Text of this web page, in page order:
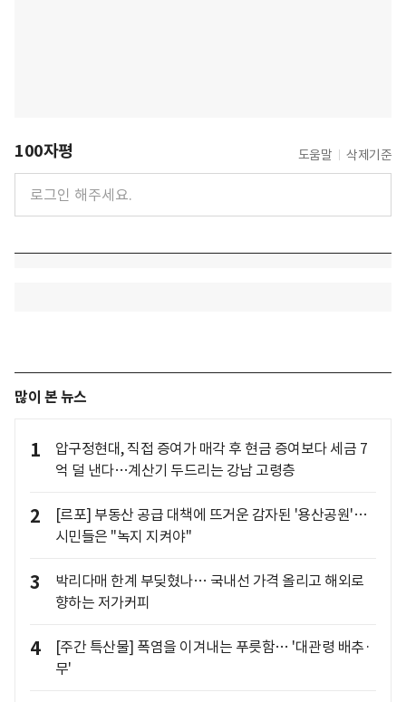
100자평 도움말 삭제기준
많이 본 뉴스
1
압구정현대, 직접 증여가 매각 후 현금 증여보다 세금 7
억 덜 낸다…계산기 두드리는 강남 고령층
2
[르포] 부동산 공급 대책에 뜨거운 감자된 '용산공원'…
시민들은 "녹지 지켜야"
3
박리다매 한계 부딪혔나… 국내선 가격 올리고 해외로
향하는 저가커피
4
[주간 특산물] 폭염을 이겨내는 푸릇함… '대관령 배추·
무'